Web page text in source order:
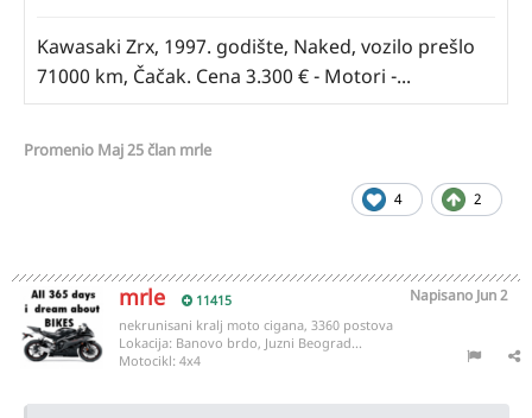
Kawasaki Zrx, 1997. godište, Naked, vozilo prešlo
71000 km, Čačak. Cena 3.300 € - Motori -...
Promenio Maj 25član mrle
4 2
mrle 11415 Napisano Jun 2
nekrunisani kralj moto cigana, 3360 postova
Lokacija: Banovo brdo, Juzni Beograd...
Motocikl: 4x4